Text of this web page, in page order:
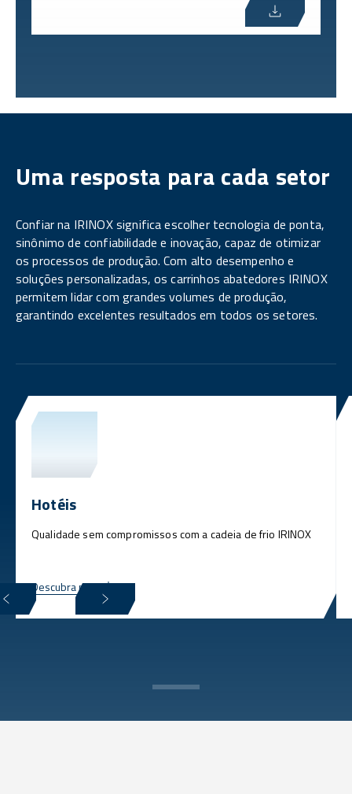
Uma resposta para cada setor
Confiar na IRINOX significa escolher tecnologia de ponta,
sinônimo de confiabilidade e inovação, capaz de otimizar
os processos de produção. Com alto desempenho e
soluções personalizadas, os carrinhos abatedores IRINOX
permitem lidar com grandes volumes de produção,
garantindo excelentes resultados em todos os setores.
Hotéis
Qualidade sem compromissos com a cadeia de frio IRINOX
Descubra mais